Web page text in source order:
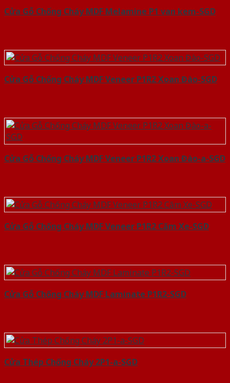
Cửa Gỗ Chống Cháy MDF Melamine P1 van kem-SGD
Cửa Gỗ Chống Cháy MDF Veneer P1R2 Xoan Đào-SGD
Cửa Gỗ Chống Cháy MDF Veneer P1R2 Xoan Đào-a-SGD
Cửa Gỗ Chống Cháy MDF Veneer P1R2 Căm Xe-SGD
Cửa Gỗ Chống Cháy MDF Laminate P1R2-SGD
Cửa Thép Chống Cháy 2P1-a-SGD